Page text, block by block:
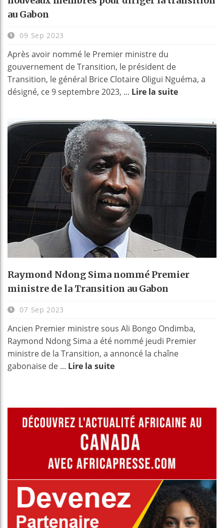
au Gabon
09 Sep 2023
Après avoir nommé le Premier ministre du
gouvernement de Transition, le président de
Transition, le général Brice Clotaire Oligui Nguéma, a
désigné, ce 9 septembre 2023, ... Lire la suite
Raymond Ndong Sima nommé Premier
ministre de la Transition au Gabon
07 Sep 2023
Ancien Premier ministre sous Ali Bongo Ondimba,
Raymond Ndong Sima a été nommé jeudi Premier
ministre de la Transition, a annoncé la chaîne
gabonaise de ... Lire la suite